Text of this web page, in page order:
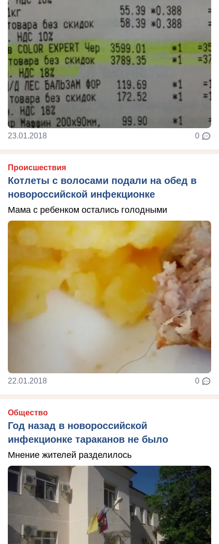
23.01.2018 0
Происшествия
Котлеты с волосами подали на обед в
новороссийской инфекционке
Мама с ребенком остались голодными
22.01.2018 0
Общество
Год назад в новороссийской
инфекционке тараканов не было
Мнение жителей разделилось